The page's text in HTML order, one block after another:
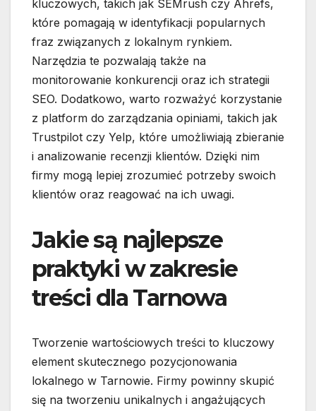
kluczowych, takich jak SEMrush czy Ahrefs,
które pomagają w identyfikacji popularnych
fraz związanych z lokalnym rynkiem.
Narzędzia te pozwalają także na
monitorowanie konkurencji oraz ich strategii
SEO. Dodatkowo, warto rozważyć korzystanie
z platform do zarządzania opiniami, takich jak
Trustpilot czy Yelp, które umożliwiają zbieranie
i analizowanie recenzji klientów. Dzięki nim
firmy mogą lepiej zrozumieć potrzeby swoich
klientów oraz reagować na ich uwagi.
Jakie są najlepsze
praktyki w zakresie
treści dla Tarnowa
Tworzenie wartościowych treści to kluczowy
element skutecznego pozycjonowania
lokalnego w Tarnowie. Firmy powinny skupić
się na tworzeniu unikalnych i angażujących